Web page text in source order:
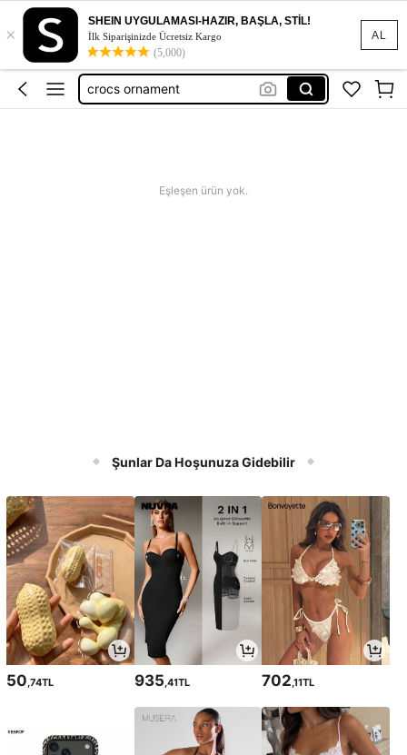
AL
×
SHEIN UYGULAMASI-HAZIR, BAŞLA, STİL!
İlk Siparişinizde Ücretsiz Kargo
(5,000)
crocs charms
crocs charm
crocs ornament
Eşleşen ürün yok.
Şunlar Da Hoşunuza Gidebilir
50 ,74TL 935 ,41TL 702 ,11TL